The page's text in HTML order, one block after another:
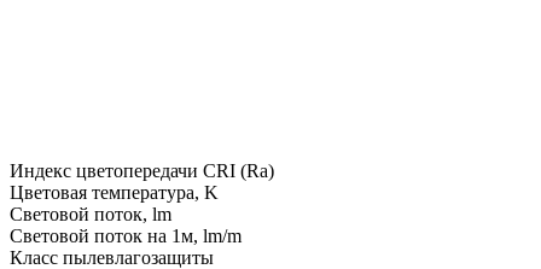
Индекс цветопередачи CRI (Ra)
Цветовая температура, K
Световой поток, lm
Световой поток на 1м, lm/m
Класс пылевлагозащиты